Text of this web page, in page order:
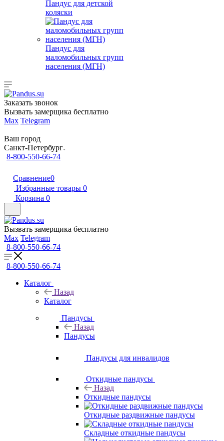
Пандус для детской
коляски
Пандус для
маломобильных групп
населения (МГН)
Заказать звонок
Вызвать замерщика бесплатно
Max Telegram
Ваш город
Санкт-Петербург
8-800-550-66-74
Сравнение0
Избранные товары 0
Корзина 0
Вызвать замерщика бесплатно
Max Telegram
8-800-550-66-74
8-800-550-66-74
Каталог
Назад
Каталог
Пандусы
Назад
Пандусы
Пандусы для инвалидов
Откидные пандусы
Назад
Откидные пандусы
Откидные раздвижные пандусы
Складные откидные пандусы